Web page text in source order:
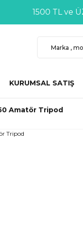
1500 TL ve
KURUMSAL SATIŞ
Amatör Tripod